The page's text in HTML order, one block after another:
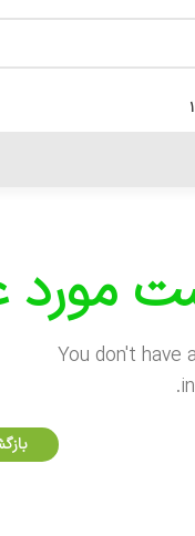
مورد
You don't have